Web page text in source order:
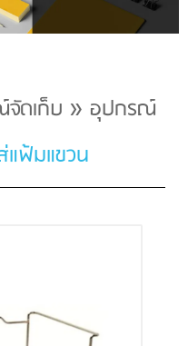
ดเก็บ » อุปกรณ์
แฟ้มแขวน